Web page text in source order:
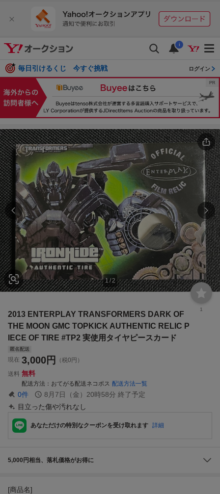
i
毎日引けるくじ 今すぐ挑戦 ログイン
1 /2
1
2013 ENTERPLAY TRANSFORMERS DARK OF
THE MOON GMC TOPKICK AUTHENTIC RELIC P
IECE OF TIRE #TP2 実使用タイヤピースカード
匿名配送
現在 3,000円
（税0円）
送料 無料
配送方法 おてがる配送ネコポス 配送方法一覧
0件 8月7日（金）20時58分 終了予定
目立った傷や汚れなし
あなただけの特別なクーポンを受け取れます 詳細
5,000円相当、落札価格がお得に
[商品名]